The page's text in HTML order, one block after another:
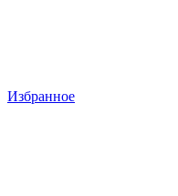
Избранное